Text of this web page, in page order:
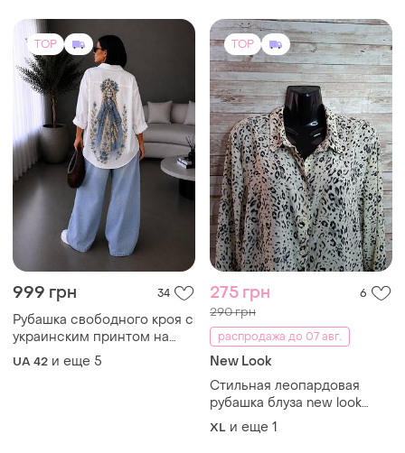
TOP
999 грн 34
Рубашка свободного кроя с
украинским принтом на
спинке
UA 42 и еще 5
TOP
275 грн 6
290 грн
распродажа до 07 авг.
New Look
Стильная леопардовая
рубашка блуза new look
размер xl-2xl
XL и еще 1